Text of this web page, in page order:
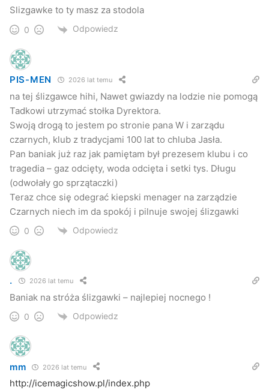
Slizgawke to ty masz za stodola
0 Odpowiedz
PIS-MEN 2026 lat temu
na tej ślizgawce hihi, Nawet gwiazdy na lodzie nie pomogą
Tadkowi utrzymać stołka Dyrektora.
Swoją drogą to jestem po stronie pana W i zarządu
czarnych, klub z tradycjami 100 lat to chluba Jasła.
Pan baniak już raz jak pamiętam był prezesem klubu i co
tragedia – gaz odcięty, woda odcięta i setki tys. Długu
(odwołały go sprzątaczki)
Teraz chce się odegrać kiepski menager na zarządzie
Czarnych niech im da spokój i pilnuje swojej ślizgawki
0 Odpowiedz
. 2026 lat temu
Baniak na stróża ślizgawki – najlepiej nocnego !
0 Odpowiedz
mm 2026 lat temu
http://icemagicshow.pl/index.php